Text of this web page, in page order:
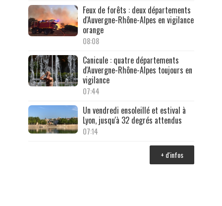
Feux de forêts : deux départements
d'Auvergne-Rhône-Alpes en vigilance
orange
08:08
Canicule : quatre départements
d'Auvergne-Rhône-Alpes toujours en
vigilance
07:44
Un vendredi ensoleillé et estival à
Lyon, jusqu'à 32 degrés attendus
07:14
+ d'infos